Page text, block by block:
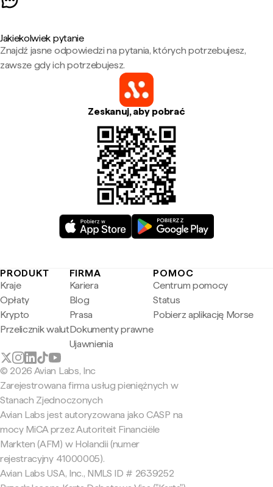
Jakiekolwiek pytanie
Znajdź jasne odpowiedzi na pytania, których potrzebujesz,
zawsze gdy ich potrzebujesz.
Zeskanuj, aby pobrać
PRODUKT
Kraje
Opłaty
Krypto
Przelicznik walut
FIRMA
Kariera
Blog
Prasa
Dokumenty prawne
Ujawnienia
POMOC
Centrum pomocy
Status
Pobierz aplikację Morse
© 2026 Avian Labs, Inc
Zarejestrowana firma usług pieniężnych w
Stanach Zjednoczonych
Avian Labs jest autoryzowana jako CASP na
mocy MiCA przez Autoriteit Financiële
Markten (AFM) w Holandii (numer
rejestracyjny 41000005).
Avian Labs USA, Inc., NMLS ID # 2639252